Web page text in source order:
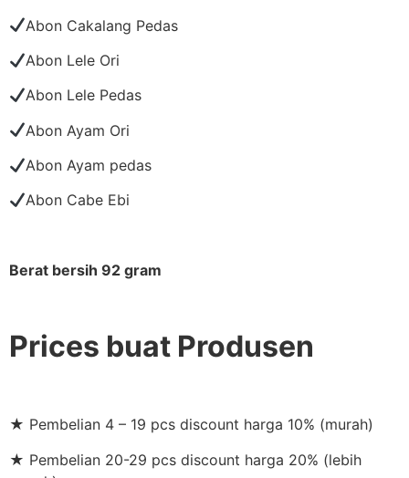
Abon Cakalang Pedas
Abon Lele Ori
Abon Lele Pedas
Abon Ayam Ori
Abon Ayam pedas
Abon Cabe Ebi
Berat bersih 92 gram
Prices buat Produsen
★ Pembelian 4 – 19 pcs discount harga 10% (murah)
★ Pembelian 20-29 pcs discount harga 20% (lebih